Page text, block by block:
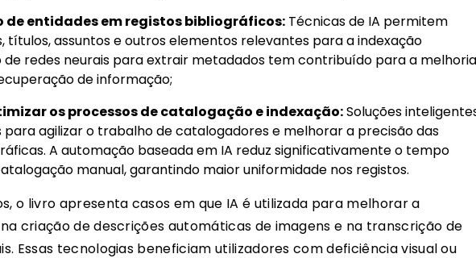
de entidades em registos bibliográficos: Técnicas de IA permitem
títulos, assuntos e outros elementos relevantes para a indexação
de redes neurais para extrair metadados tem contribuído para a melhoria
de informação;
os processos de catalogação e indexação:Soluções
para agilizar o trabalho de catalogadores e melhorar a precisão das
A automação baseada em IA reduz significativamente o tempo
manual, garantindo maior uniformidade nos registos.
o livro apresenta casos em que IA é utilizada para melhorar a
criação de descrições automáticas de imagens e na transcrição de
Essas tecnologias beneficiam utilizadores com deficiência visual ou